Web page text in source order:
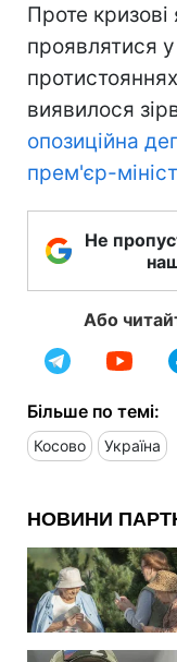
Проте
проявлятися
виявилося
опозиційна
прем'єр-
Не
Або
Більше по темі:
Косово Україна